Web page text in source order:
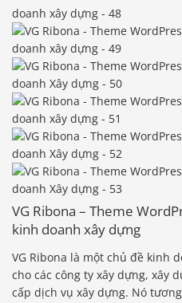
VG Ribona – Theme
kinh doanh xây dựng
VG Ribona là một chủ đề kinh
cho các công ty xây dựng, xây
cấp dịch vụ xây dựng. Nó